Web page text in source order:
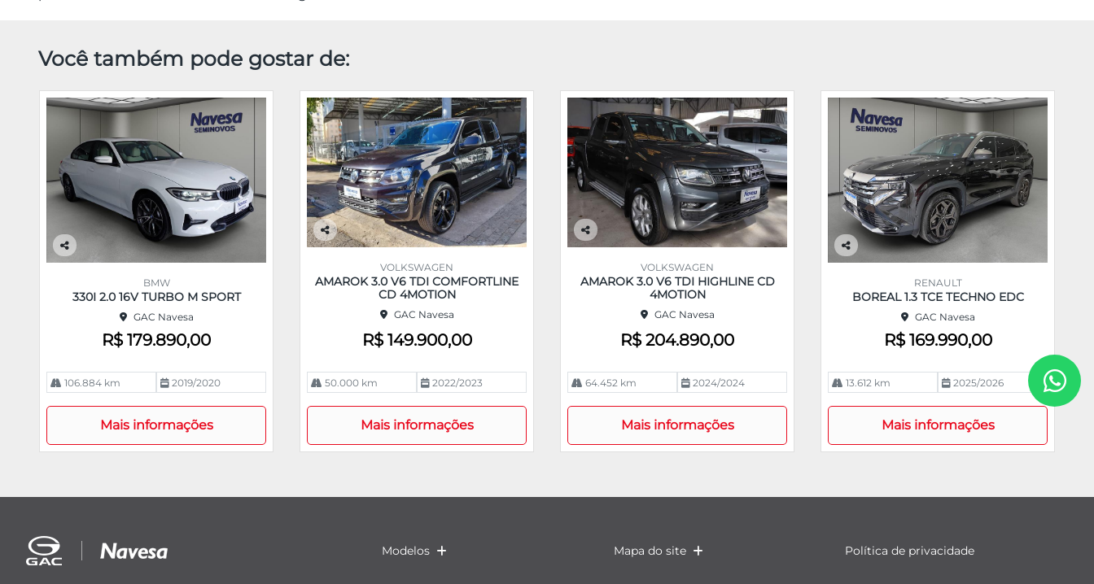
Você também pode gostar de:
Co
BMW
330I 2.0 16V TURBO M SPORT
GAC Navesa
R$ 179.890,00
106.884 km 2019/2020
Mais informações
Co
pa
rtil
VOLKSWAGEN
AMAROK 3.0 V6 TDI COMFORTLINE
CD 4MOTION
GAC Navesa
R$ 149.900,00
50.000 km 2022/2023
Mais informações
Co
pa
rtil
VOLKSWAGEN
AMAROK 3.0 V6 TDI HIGHLINE CD
4MOTION
GAC Navesa
R$ 204.890,00
64.452 km 2024/2024
Mais informações
Co
RENAULT
BOREAL 1.3 TCE TECHNO EDC
GAC Navesa
R$ 169.990,00
13.612 km 2025/2026
Mais informações
Modelos Mapa do site Política de privacidade